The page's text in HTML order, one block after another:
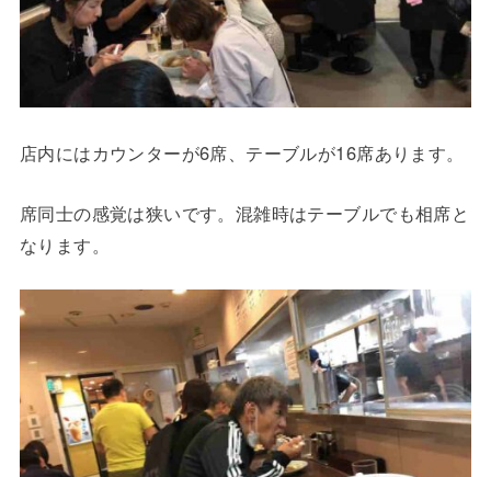
店内にはカウンターが6席、テーブルが16席あります。
席同士の感覚は狭いです。混雑時はテーブルでも相席と
なります。